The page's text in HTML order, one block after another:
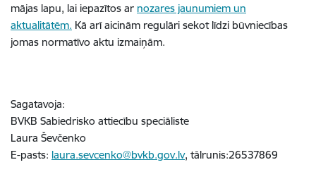
mājas lapu, lai iepazītos ar nozares jaunumiem un
aktualitātēm. Kā arī aicinām regulāri sekot līdzi būvniecības
jomas normatīvo aktu izmaiņām.
Sagatavoja:
BVKB Sabiedrisko attiecību speciāliste
Laura Ševčenko
E-pasts: laura.sevcenko@bvkb.gov.lv, tālrunis:26537869